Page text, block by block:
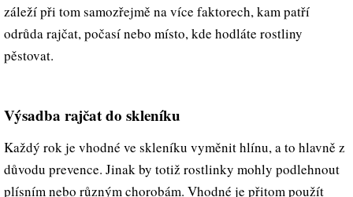
záleží při tom samozřejmě na více faktorech, kam patří
odrůda rajčat, počasí nebo místo, kde hodláte rostliny
pěstovat.
Výsadba rajčat do skleníku
Každý rok je vhodné ve skleníku vyměnit hlínu, a to hlavně z
důvodu prevence. Jinak by totiž rostlinky mohly podlehnout
plísním nebo různým chorobám. Vhodné je přitom použít